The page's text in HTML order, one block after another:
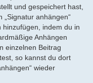
und gespeichert hast,
anhängen“
indem du in
Anhängen
einzelnen Beitrag
so kannst du dort
wieder